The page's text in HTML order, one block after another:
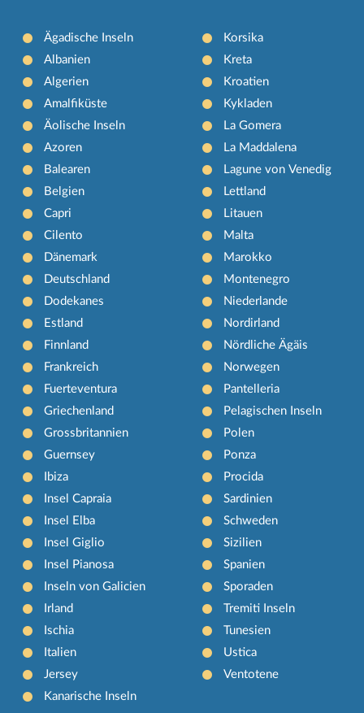
Ägadische Inseln
Albanien
Algerien
Amalfiküste
Äolische Inseln
Azoren
Balearen
Belgien
Capri
Cilento
Dänemark
Deutschland
Dodekanes
Estland
Finnland
Frankreich
Fuerteventura
Griechenland
Grossbritannien
Guernsey
Ibiza
Insel Capraia
Insel Elba
Insel Giglio
Insel Pianosa
Inseln von Galicien
Irland
Ischia
Italien
Jersey
Kanarische Inseln
Korsika
Kreta
Kroatien
Kykladen
La Gomera
La Maddalena
Lagune von Venedig
Lettland
Litauen
Malta
Marokko
Montenegro
Niederlande
Nordirland
Nördliche Ägäis
Norwegen
Pantelleria
Pelagischen Inseln
Polen
Ponza
Procida
Sardinien
Schweden
Sizilien
Spanien
Sporaden
Tremiti Inseln
Tunesien
Ustica
Ventotene